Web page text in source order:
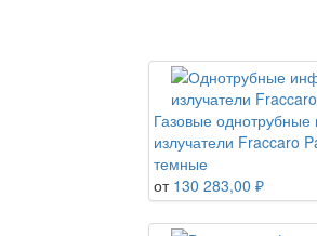
Газовые
излучатели Fraccaro
темные
от 130 283,00 ₽